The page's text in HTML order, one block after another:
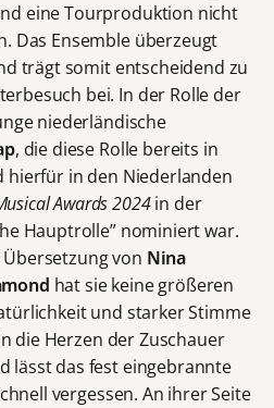
eine Tourproduktion nicht
Das Ensemble überzeugt
trägt somit entscheidend zu
bei. In der Rolle der
niederländische
, die diese Rolle bereits in
in den Niederlanden
Awards 2024in der
Hauptrolle” nominiert war.
von Nina
hat sie keine größeren
und starker Stimme
die Herzen der Zuschauer
lässt das fest eingebrannte
vergessen. An ihrer Seite